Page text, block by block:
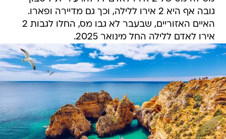
גובה אף היא 2 אירו ללילה, וכך גם מדיירה ופארו.
האיים האזוריים, שבעבר לא גבו מס, החלו לגבות 2
אירו לאדם ללילה החל מינואר 2025.